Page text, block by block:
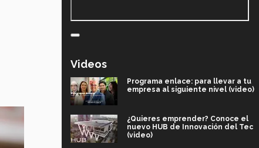
Videos
Programa enlace: para llevar a tu
empresa al siguiente nivel (video)
¿Quieres emprender? Conoce el
nuevo HUB de Innovación del Tec
(video)